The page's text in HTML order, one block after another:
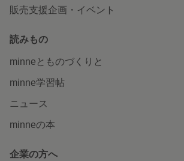
販売支援企画・イベント
読みもの
minneとものづくりと
minne学習帖
ニュース
minneの本
企業の方へ